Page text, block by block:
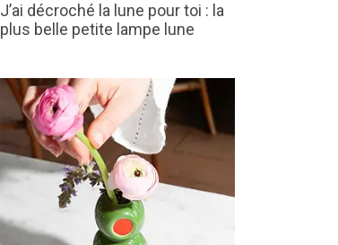
J’ai décroché la lune pour toi : la
plus belle petite lampe lune